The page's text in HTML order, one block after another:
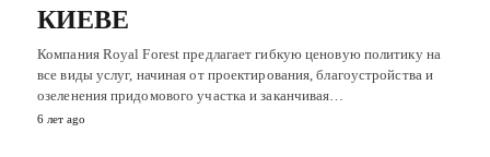
КИЕВЕ
Компания Royal Forest предлагает гибкую ценовую политику на
все виды услуг, начиная от проектирования, благоустройства и
озеленения придомового участка и заканчивая…
6 лет ago